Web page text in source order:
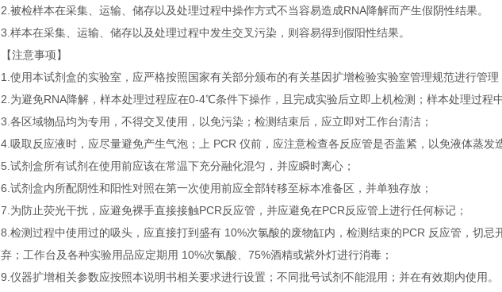
2.被检样本在采集、运输、储存以及处理过程中操作方式不当容易造成RNA降解而产生假阴性结果。
3.样本在采集、运输、储存以及处理过程中发生交叉污染，则容易得到假阳性结果。
【注意事项】
1.使用本试剂盒的实验室，应严格按照国家有关部分颁布的有关基因扩增检验实验室管理规范进行管理
2.为避免RNA降解，样本处理过程应在0-4℃条件下操作，且完成实验后立即上机检测；样本处理过程
3.各区域物品均为专用，不得交叉使用，以免污染；检测结束后，应立即对工作台清洁；
4.吸取反应液时，应尽量避免产生气泡；上 PCR 仪前，应注意检查各反应管是否盖紧，以免液体蒸发
5.试剂盒所有试剂在使用前应该在常温下充分融化混匀，并应瞬时离心；
6.试剂盒内所配阴性和阳性对照在第一次使用前应全部转移至标本准备区，并单独存放；
7.为防止荧光干扰，应避免裸手直接接触PCR反应管，并应避免在PCR反应管上进行任何标记；
8.检测过程中使用过的吸头，应直接打到盛有 10%次氯酸的废物缸内，检测结束的PCR 反应管，切忌
弃；工作台及各种实验用品应定期用 10%次氯酸、75%酒精或紫外灯进行消毒；
9.仪器扩增相关参数应按照本说明书相关要求进行设置；不同批号试剂不能混用；并在有效期内使用。